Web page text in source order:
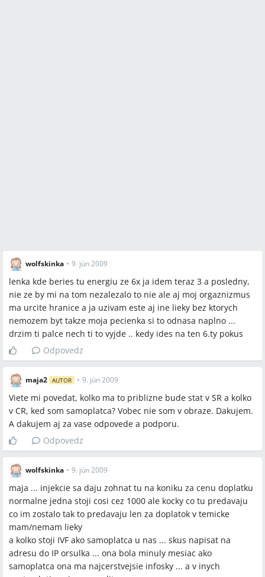
wolfskinka • 9. jún 2009
lenka kde beries tu energiu ze 6x ja idem teraz 3 a posledny,
nie ze by mi na tom nezalezalo to nie ale aj moj orgaznizmus
ma urcite hranice a ja uzivam este aj ine lieky bez ktorych
nemozem byt takze moja pecienka si to odnasa naplno ...
drzim ti palce nech ti to vyjde .. kedy ides na ten 6.ty pokus
Odpovedz
maja2 AUTOR • 9. jún 2009
Viete mi povedat, kolko ma to priblizne bude stat v SR a kolko
v CR, ked som samoplatca? Vobec nie som v obraze. Dakujem.
A dakujem aj za vase odpovede a podporu.
Odpovedz
wolfskinka • 9. jún 2009
maja ... injekcie sa daju zohnat tu na koniku za cenu doplatku
normalne jedna stoji cosi cez 1000 ale kocky co tu predavaju
co im zostalo tak to predavaju len za doplatok v temicke
mam/nemam lieky
a kolko stoji IVF ako samoplatca u nas ... skus napisat na
adresu do IP orsulka ... ona bola minuly mesiac ako
samoplatca ona ma najcerstvejsie infosky ... a v inych